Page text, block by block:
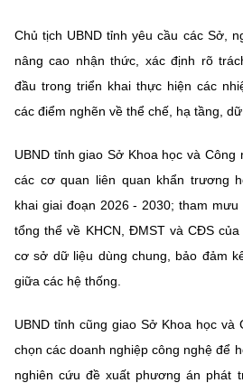
Chủ tịch UBND tỉnhyêu cầu các Sở,
nâng cao nhận thức, xác định rõ
đầu trong triển khai thực hiện các
các điểm nghẽn về thể chế, hạ tầng,
UBND tỉnh giao Sở Khoa học và Công
các cơ quan liên quan khẩn trương
khai giai đoạn 2026 - 2030; tham
tổng thể về KHCN, ĐMST và CĐS
cơ sở dữ liệu dùng chung, bảo đảm
giữa các hệ thống.
UBND tỉnh cũng giao Sở Khoa học và
chọn các doanh nghiệp công nghệ để
nghiên cứu đề xuất phương án phát